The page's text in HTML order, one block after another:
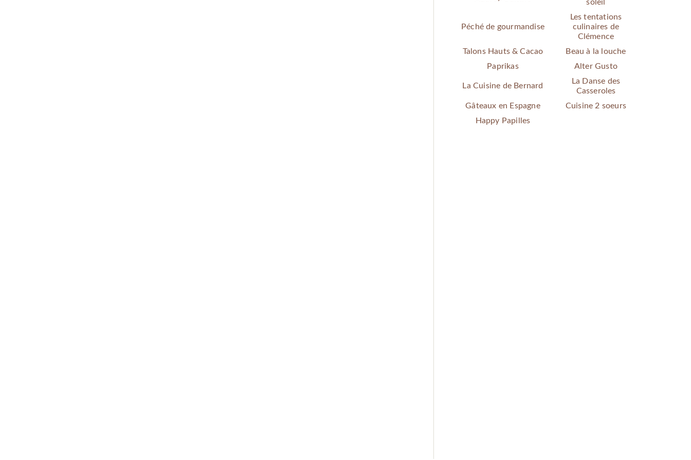
soleil
Péché de gourmandise
Les tentations
culinaires de
Clémence
Talons Hauts & Cacao
Beau à la louche
Paprikas
Alter Gusto
La Cuisine de Bernard
La Danse des
Casseroles
Gâteaux en Espagne
Cuisine 2 soeurs
Happy Papilles